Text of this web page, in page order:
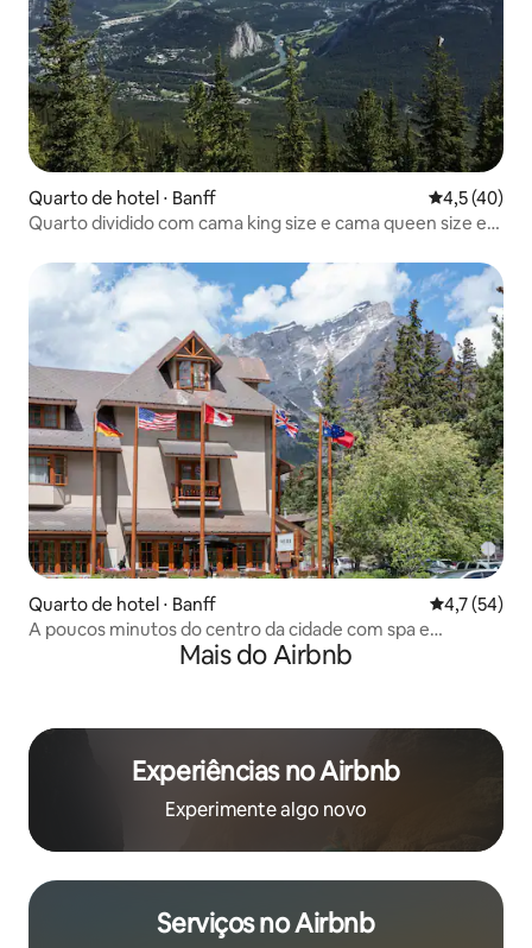
Quarto de hotel ⋅ Banff 4,5 de uma
4,5 (40)
Quarto dividido com cama king size e cama queen size em
Quarto de hotel ⋅ Banff 4,7 de uma
4,7 (54)
A poucos minutos do centro da cidade com spa e
restaurante no localMais do Airbnb
Experiências no Airbnb
Experimente algo novo
Serviços no Airbnb